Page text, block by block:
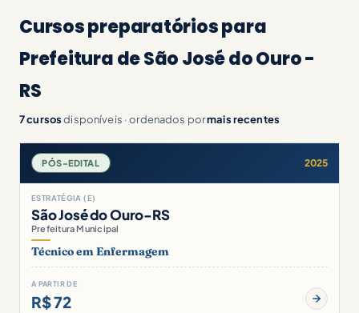
Cursos preparatórios para
Prefeitura de São José do Ouro -
RS
7 cursosdisponíveis · ordenados pormais recentes
PÓS-EDITAL 2025
ESTRATÉGIA (E)
São José do Ouro-RS
Prefeitura Municipal
Técnico em Enfermagem
A PARTIR DE
R$ 72